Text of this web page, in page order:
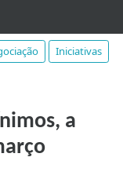
Iniciativas
a